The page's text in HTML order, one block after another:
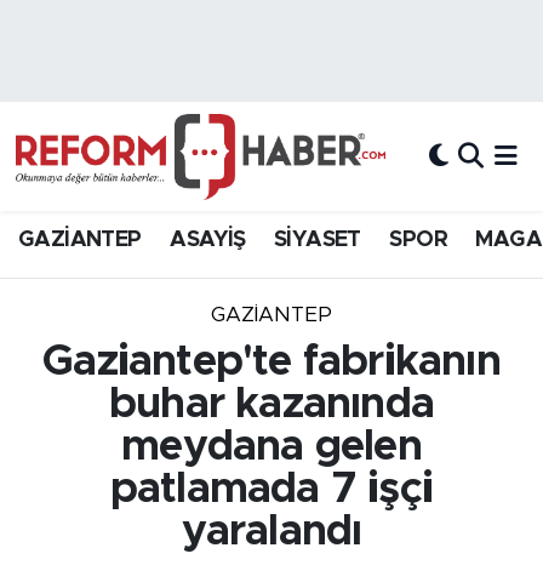
GAZİANTEP ASAYİŞ SİYASET SPOR
GAZIANTEP
Gaziantep'te fabrikanın
buhar kazanında
meydana gelen
patlamada 7 işçi
yaralandı
Hava Durumu
Süper Lig Puan Durumu ve Fikstür
Tüm Manşetler
Son Dakika Haberleri
Haber Arşivi